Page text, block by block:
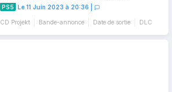
PS5 Le 11 Juin 2023 à 20:36
CD Projekt Bande-annonce Date de sortie DLC